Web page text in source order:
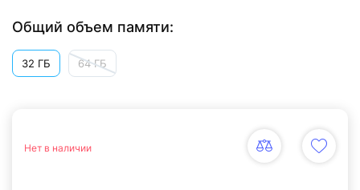
Общий объем памяти:
32 ГБ 64 ГБ
Нет в наличии